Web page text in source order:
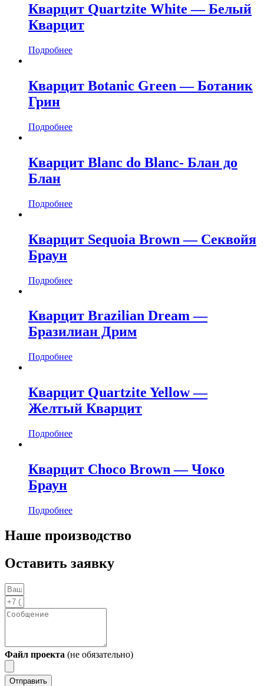
Кварцит Quartzite White — Белый
Кварцит
Подробнее
Кварцит Botanic Green — Ботаник
Грин
Подробнее
Кварцит Blanc do Blanc- Блан до
Блан
Подробнее
Кварцит Sequoia Brown — Секвойя
Браун
Подробнее
Кварцит Brazilian Dream —
Бразилиан Дрим
Подробнее
Кварцит Quartzite Yellow —
Желтый Кварцит
Подробнее
Кварцит Choco Brown — Чоко
Браун
Подробнее
Наше производство
Оставить заявку
Файл проекта (не обязательно)
Отправить